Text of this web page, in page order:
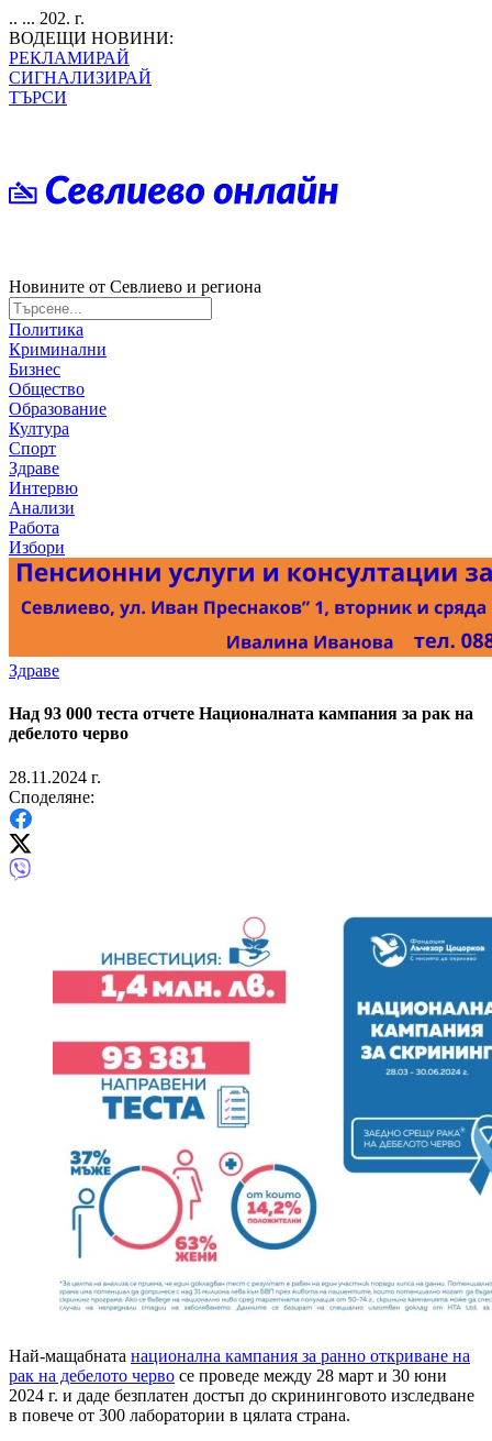
.. ... 202. г.
ВОДЕЩИ НОВИНИ:
РЕКЛАМИРАЙ
СИГНАЛИЗИРАЙ
ТЪРСИ
Новините от Севлиево и региона
Политика
Криминални
Бизнес
Общество
Образование
Култура
Спорт
Здраве
Интервю
Анализи
Работа
Избори
Здраве
Над 93 000 теста отчете Националната кампания за рак на
дебелото черво
28.11.2024 г.
Споделяне:
Най-мащабната национална кампания за ранно откриване на
рак на дебелото черво се проведе между 28 март и 30 юни
2024 г. и даде безплатен достъп до скрининговото изследване
в повече от 300 лаборатории в цялата страна.